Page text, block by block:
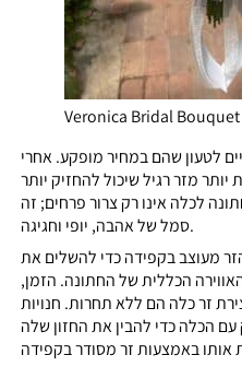
Veronica Bridal Bouquet
לטעון שהם במחיר מופקע. אחרי
מזר רגיל שיכול להחזיק יותר
לכלה אינו רק צרור פרחים; זה
סמל של אהבה, יופי וחגיגה.
מעוצב בקפידה כדי להשלים את
הכללית של החתונה. הזמן,
זר כלה הם ללא תחרות. חנויות
הכלה כדי להבין את החזון שלה